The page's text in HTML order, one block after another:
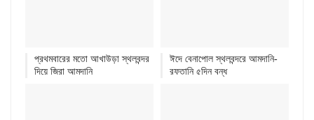
প্রথমবারের মতো আখাউড়া স্থলবন্দর
দিয়ে জিরা আমদানি
ঈদে বেনাপোল স্থলবন্দরে আমদানি-
রফতানি ৫দিন বন্ধ